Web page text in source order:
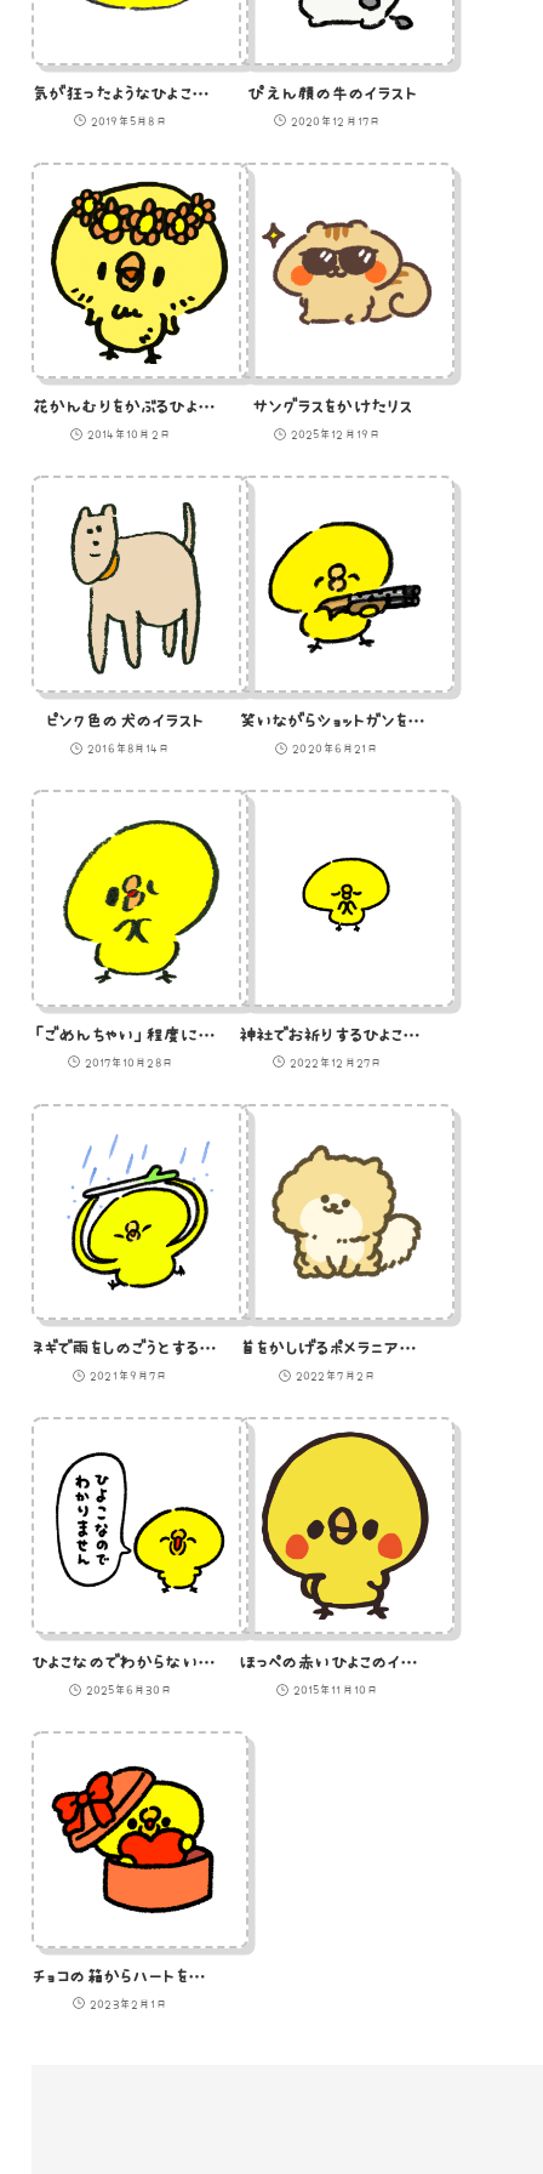
気が狂ったようなひよこの絵文字
2019年5月8日
ぴえん顔の牛のイラスト
2020年12月17日
花かんむりをかぶるひよこのイラスト
2014年10月2日
サングラスをかけたリス
2025年12月19日
ピンク色の犬のイラスト
2016年8月14日
笑いながらショットガンを構えるひよこのイラスト
2020年6月21日
「ごめんちゃい」程度に軽くあやまるひよこのイラスト
2017年10月28日
神社でお祈りするひよこのイラスト
2022年12月27日
ネギで雨をしのごうとするひよこのイラスト
2021年9月7日
首をかしげるポメラニアンのイラスト
2022年7月2日
ひよこなのでわからないひよこ
2025年6月30日
ほっぺの赤いひよこのイラスト
2015年11月10日
チョコの箱からハートを抱えて出てくるひよこ
2023年2月1日